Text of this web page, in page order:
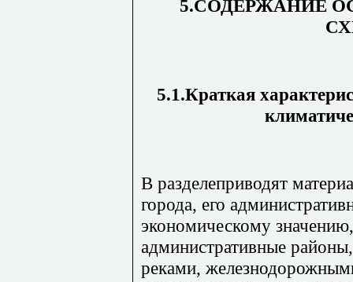
5.СОДЕРЖАНИЕ
5.1.Краткая
В разделеприводят
города, его
экономическому
административные
реками,